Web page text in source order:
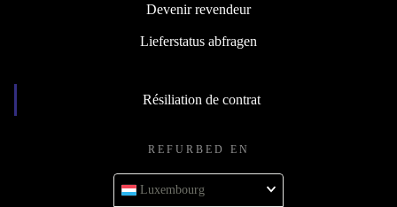
Devenir revendeur
Lieferstatus abfragen
Résiliation de contrat
REFURBED EN
Luxembourg